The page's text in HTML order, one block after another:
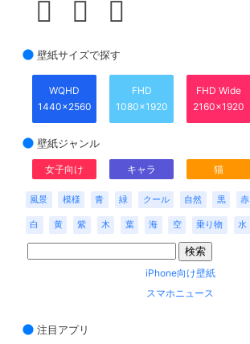
壁紙サイズで探す
WQHD
1440x2560
FHD
1080x1920
FHD Wide
2160x1920
壁紙ジャンル
女子向け キャラ 猫
風景 模様 青 緑 クール 自然 黒 赤
白 黄 紫 木 葉 海 空 乗り物 水
iPhone向け壁紙
スマホニュース
注目アプリ